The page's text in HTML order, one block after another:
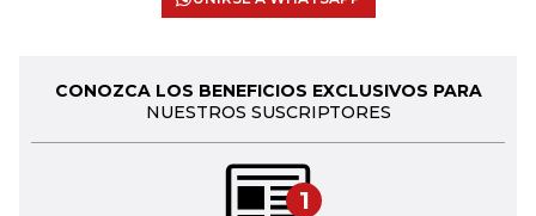
CONOZCA LOS BENEFICIOS EXCLUSIVOS PARA
NUESTROS SUSCRIPTORES
1